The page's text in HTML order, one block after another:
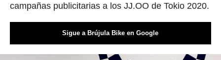
campañas publicitarias a los JJ.OO de Tokio 2020.
Sigue a Brújula Bike en Google